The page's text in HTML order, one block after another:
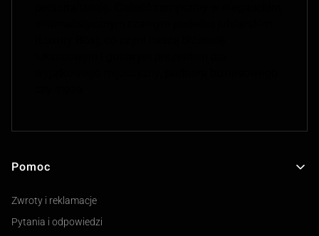
Linki w stopce
Pomoc
Zwroty i reklamacje
Pytania i odpowiedzi